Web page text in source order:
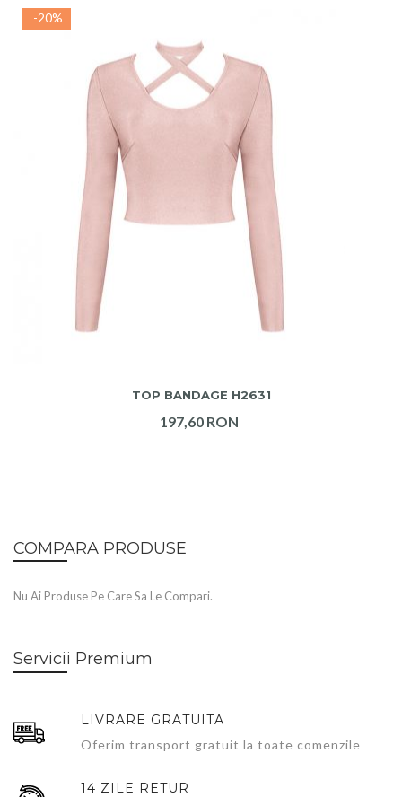
-20%
TOP BANDAGE H2631
197,60 RON
COMPARA PRODUSE
Nu Ai Produse Pe Care Sa Le Compari.
Servicii Premium
LIVRARE GRATUITA
Oferim transport gratuit la toate comenzile
14 ZILE RETUR